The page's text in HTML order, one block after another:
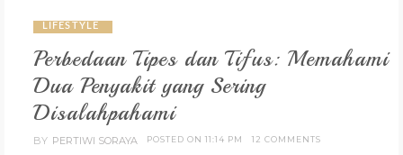
LIFESTYLE
LIFESTYLE
Perbedaan Tipes dan Tifus: Memahami
Dua Penyakit yang Sering
Disalahpahami
BY PERTIWI SORAYA POSTED ON 11:14 PM 12 COMMENTS